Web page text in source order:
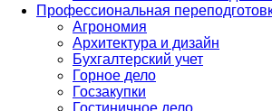
Профессиональная
Агрономия
Архитектура и дизайн
Бухгалтерский учет
Горное дело
Госзакупки
Гостиничное дело